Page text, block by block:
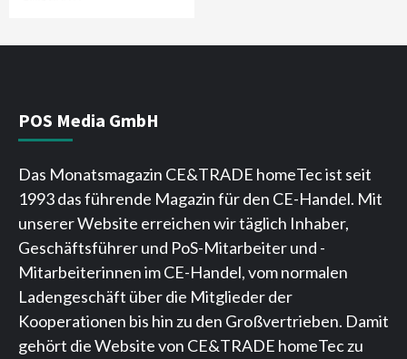
POS Media GmbH
Das Monatsmagazin CE&TRADE homeTec ist seit
1993 das führende Magazin für den CE-Handel. Mit
unserer Website erreichen wir täglich Inhaber,
Geschäftsführer und PoS-Mitarbeiter und -
Mitarbeiterinnen im CE-Handel, vom normalen
Ladengeschäft über die Mitglieder der
Kooperationen bis hin zu den Großvertrieben. Damit
gehört die Website von CE&TRADE homeTec zu